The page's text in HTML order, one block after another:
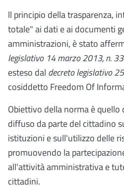
ll principio della trasparenza,
totale" ai dati e ai documenti
amministrazioni, è stato
legislativo 14 marzo 2013, n. 33
esteso dal decreto legislativo
cosiddetto Freedom Of
Obiettivo della norma è
diffuso da parte del cittadino
istituzioni e sull'utilizzo delle
promuovendo la
all'attività amministrativa e
cittadini.